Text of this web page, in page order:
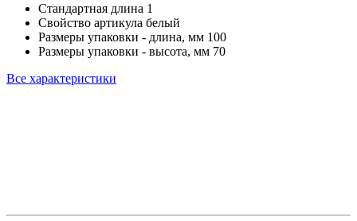
Стандартная длина 1
Свойство артикула белый
Размеры упаковки - длина, мм 100
Размеры упаковки - высота, мм 70
Все характеристики